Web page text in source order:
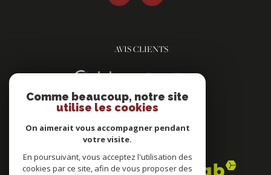
AVIS CLIENTS
ADHÉRENTS
Comme beaucoup, notre site
utilise les cookies
On aimerait vous accompagner pendant
votre visite.
En poursuivant, vous acceptez l'utilisation des
cookies par ce site, afin de vous proposer des